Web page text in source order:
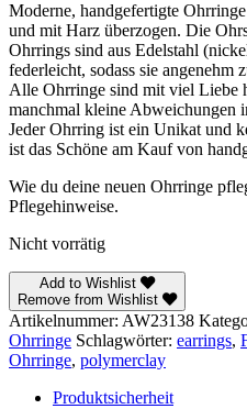
Moderne, handgefertigte
und mit Harz überzogen. Die
Ohrrings sind aus Edelstahl
federleicht, sodass sie angenehm
Alle Ohrringe sind mit viel Liebe
manchmal kleine Abweichungen
Jeder Ohrring ist ein Unikat und
ist das Schöne am Kauf von
Wie du deine neuen Ohrringe
Pflegehinweise.
Nicht vorrätig
Add to Wishlist
Remove from Wishlist
Artikelnummer: AW23138
Ohrringe Schlagwörter: earrings,
Ohrringe, polymerclay
Produktsicherheit